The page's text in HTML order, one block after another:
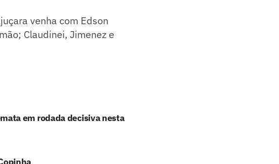
venha com Edson
Claudinei, Jimenez e
em rodada decisiva nesta